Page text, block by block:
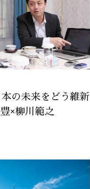
本の未来をどう維新
×柳川範之